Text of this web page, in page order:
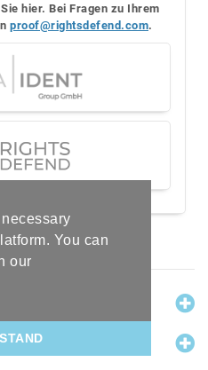
You can
our
hier. Bei Fragen zu Ihrem
proof@rightsdefend.com.
include 7% VAT